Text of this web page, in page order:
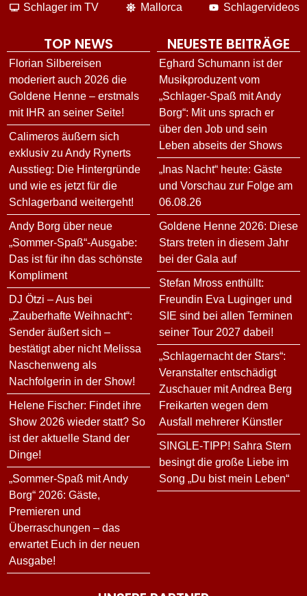
Schlager im TV
Mallorca
Schlagervideos
TOP NEWS
Florian Silbereisen
moderiert auch 2026 die
Goldene Henne – erstmals
mit IHR an seiner Seite!
Calimeros äußern sich
exklusiv zu Andy Rynerts
Ausstieg: Die Hintergründe
und wie es jetzt für die
Schlagerband weitergeht!
Andy Borg über neue
„Sommer-Spaß“-Ausgabe:
Das ist für ihn das schönste
Kompliment
DJ Ötzi – Aus bei
„Zauberhafte Weihnacht“:
Sender äußert sich –
bestätigt aber nicht Melissa
Naschenweng als
Nachfolgerin in der Show!
Helene Fischer: Findet ihre
Show 2026 wieder statt? So
ist der aktuelle Stand der
Dinge!
„Sommer-Spaß mit Andy
Borg“ 2026: Gäste,
Premieren und
Überraschungen – das
erwartet Euch in der neuen
Ausgabe!
NEUESTE BEITRÄGE
Eghard Schumann ist der
Musikproduzent vom
„Schlager-Spaß mit Andy
Borg“: Mit uns sprach er
über den Job und sein
Leben abseits der Shows
„Inas Nacht“ heute: Gäste
und Vorschau zur Folge am
06.08.26
Goldene Henne 2026: Diese
Stars treten in diesem Jahr
bei der Gala auf
Stefan Mross enthüllt:
Freundin Eva Luginger und
SIE sind bei allen Terminen
seiner Tour 2027 dabei!
„Schlagernacht der Stars“:
Veranstalter entschädigt
Zuschauer mit Andrea Berg
Freikarten wegen dem
Ausfall mehrerer Künstler
SINGLE-TIPP! Sahra Stern
besingt die große Liebe im
Song „Du bist mein Leben“